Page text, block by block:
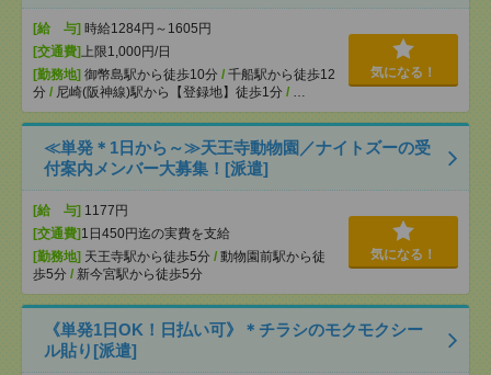
[給 与] 時給1284円～1605円
[交通費] 上限1,000円/日
[勤務地] 御幣島駅から徒歩10分 / 千船駅から徒歩12
分 / 尼崎(阪神線)駅から【登録地】徒歩1分 / …
気になる！
≪単発＊1日から～≫天王寺動物園／ナイトズーの受
付案内メンバー大募集！[派遣]
[給 与] 1177円
[交通費] 1日450円迄の実費を支給
[勤務地] 天王寺駅から徒歩5分 / 動物園前駅から徒
歩5分 / 新今宮駅から徒歩5分
気になる！
《単発1日OK！日払い可》＊チラシのモクモクシー
ル貼り[派遣]